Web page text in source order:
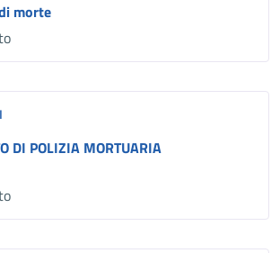
morte
DI POLIZIA MORTUARIA